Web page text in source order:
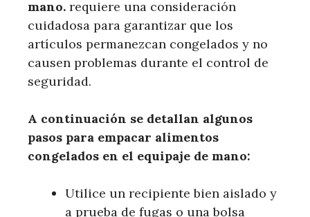
mano. requiere una consideración
cuidadosa para garantizar que los
artículos permanezcan congelados y no
causen problemas durante el control de
seguridad.
A continuación se detallan algunos
pasos para empacar alimentos
congelados en el equipaje de mano:
Utilice un recipiente bien aislado y
a prueba de fugas o una bolsa